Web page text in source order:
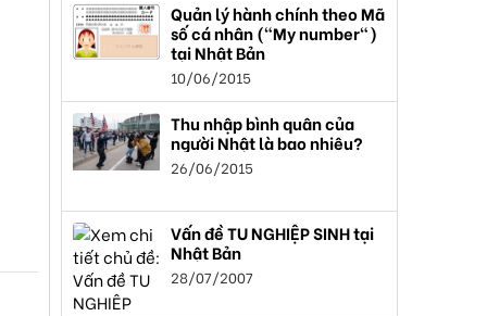
Quản lý hành chính theo Mã
số cá nhân ("My number")
tại Nhật Bản
10/06/2015
Thu nhập bình quân của
người Nhật là bao nhiêu?
26/06/2015
Vấn đề TU NGHIỆP SINH tại
Nhật Bản
28/07/2007